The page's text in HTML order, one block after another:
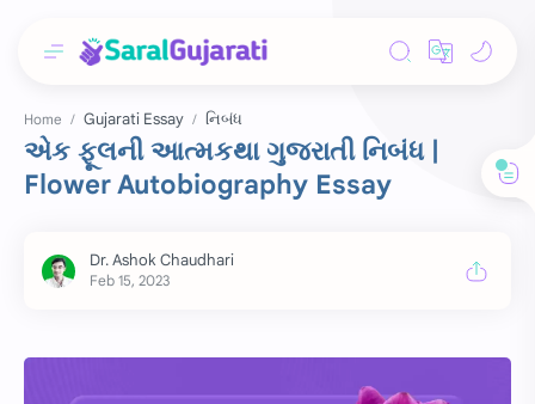
Home Gujarati Essay નિબંધ
એક ફૂલની આત્મકથા ગુજરાતી નિબંધ |
Flower Autobiography Essay